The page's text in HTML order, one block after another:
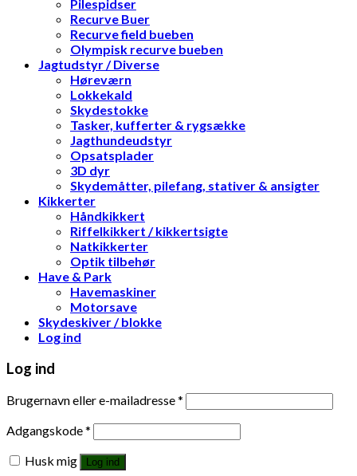
Pilespidser
Recurve Buer
Recurve field bueben
Olympisk recurve bueben
Jagtudstyr / Diverse
Høreværn
Lokkekald
Skydestokke
Tasker, kufferter & rygsække
Jagthundeudstyr
Opsatsplader
3D dyr
Skydemåtter, pilefang, stativer & ansigter
Kikkerter
Håndkikkert
Riffelkikkert / kikkertsigte
Natkikkerter
Optik tilbehør
Have & Park
Havemaskiner
Motorsave
Skydeskiver / blokke
Log ind
Log ind
Brugernavn eller e-mailadresse*
Adgangskode*
Husk mig
Log ind